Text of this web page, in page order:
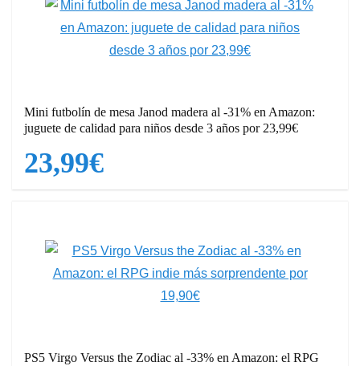
Mini futbolín de mesa Janod madera al -31% en Amazon:
juguete de calidad para niños desde 3 años por 23,99€
23,99€
PS5 Virgo Versus the Zodiac al -33% en Amazon: el RPG